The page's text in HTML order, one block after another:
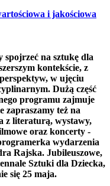
i jakościowa
spojrzeć na sztukę dla
kontekście, z
w ujęciu
Dużą część
programu zajmuje
zapraszamy też na
z literaturą, wystawy,
oraz koncerty -
wydarzenia
Rajska. Jubileuszowe,
Sztuki dla Dziecka,
się 25 maja.